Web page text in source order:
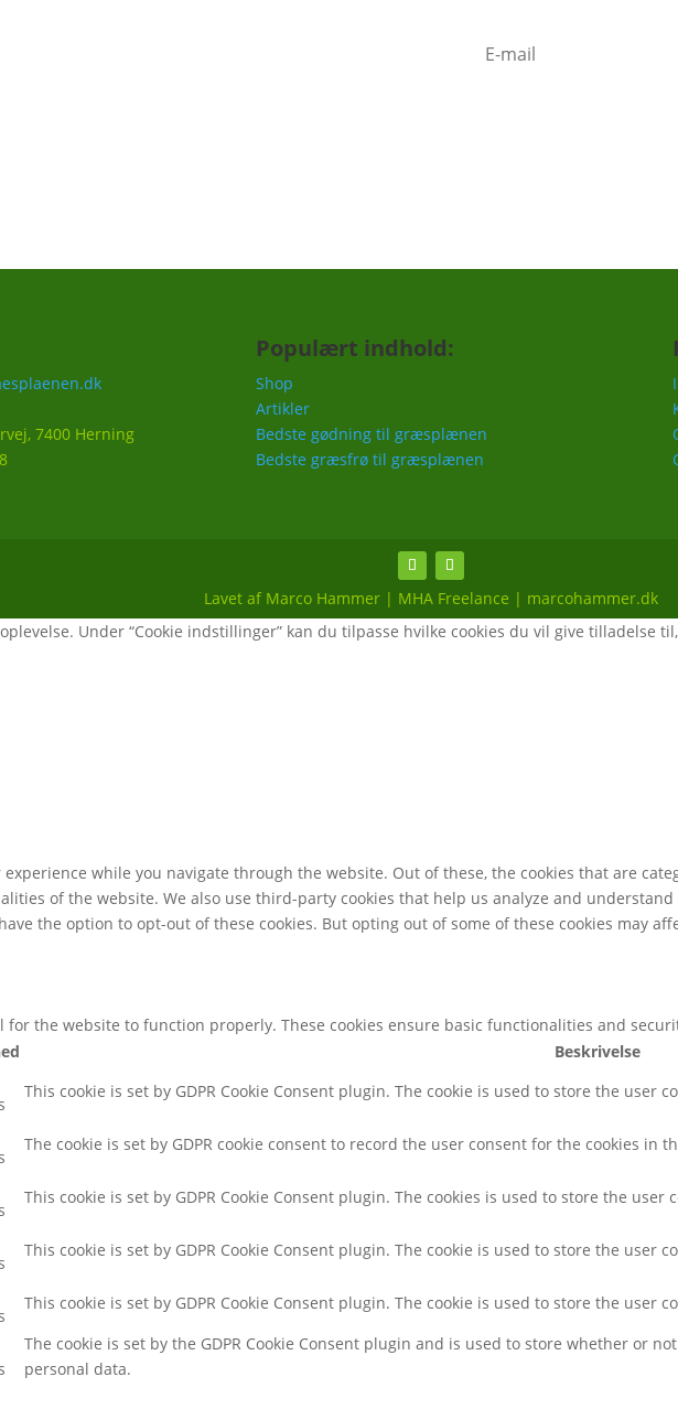
7400 Herning
Populært indhold:
Shop
Artikler
Bedste gødning til græsplænen
Bedste græsfrø til græsplænen
Lavet af Marco Hammer | MHA Freelance | marcohammer.dk
Under “Cookie indstillinger” kan du tilpasse hvilke cookies du vil give tilladelse
while you navigate through the website. Out of these, the cookies that are
of the website. We also use third-party cookies that help us analyze and
the option to opt-out of these cookies. But opting out of some of these cookies may
for the website to function properly. These cookies ensure basic functionalities and
Beskrivelse
This cookie is set by GDPR Cookie Consent plugin. The cookie is used to store the user
The cookie is set by GDPR cookie consent to record the user consent for the cookies in
This cookie is set by GDPR Cookie Consent plugin. The cookies is used to store the
This cookie is set by GDPR Cookie Consent plugin. The cookie is used to store the user
This cookie is set by GDPR Cookie Consent plugin. The cookie is used to store the user
The cookie is set by the GDPR Cookie Consent plugin and is used to store whether or
personal data.